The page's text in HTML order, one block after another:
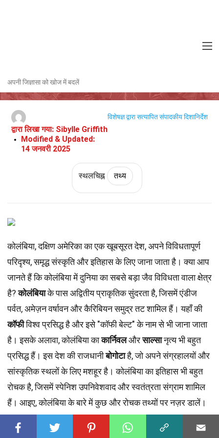
अपनी जिज्ञासा को खोज में बदलेंकोलंबिया के बारे में 27 तथ्य
द्वारा लिखा गया: Sibylle Griffith
Modified & Updated:
14 जनवरी 2025
विशेषज्ञ द्वारा सत्यापितसंपादकीय दिशानिर्देश
स्थलचिह्न तथ्य
कोलंबिया, दक्षिण अमेरिका का एक खूबसूरत देश, अपने विविधतापूर्ण
परिदृश्य, समृद्ध संस्कृति और इतिहास के लिए जाना जाता है। क्या आप
जानते हैं कि कोलंबिया में दुनिया का सबसे बड़ा जैव विविधता वाला क्षेत्र
है?कोलंबियाके पास अद्वितीय प्राकृतिक सुंदरता है, जिसमें एंडीज
पर्वत, अमेज़न वर्षावन और कैरिबियन समुद्र तट शामिल हैं। यहाँ की
कॉफीविश्व प्रसिद्ध है और इसे "कॉफी बेल्ट" के नाम से भी जाना जाता
है। इसके अलावा, कोलंबिया काकार्निवलऔरसाल्सानृत्य भी बहुत
प्रसिद्ध हैं। इस देश की राजधानीबोगोटाहै, जो अपने संग्रहालयों और
सांस्कृतिक स्थलों के लिए मशहूर है। कोलंबिया का इतिहास भी बहुत
रोचक है, जिसमें स्पेनिश उपनिवेशवाद और स्वतंत्रता संग्राम शामिल
हैं। आइए, कोलंबिया के बारे में कुछ और रोचक तथ्यों पर नज़र डालें।
सामग्री की तालिका